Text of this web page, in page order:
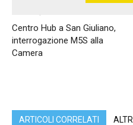
Centro Hub a San Giuliano,
interrogazione M5S alla
Camera
ARTICOLI CORRELATI